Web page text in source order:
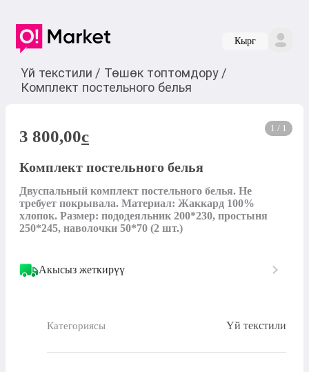
Кырг
Үй текстили / Төшөк топтомдору /
Комплект постельного белья
1 / 1
3 800,00c
Комплект постельного белья
Двуспальный комплект постельного белья. Не
требует покрывала. Материал: Жаккард 100%
хлопок. Размер: пододеяльник 200*230, простыня
250*245, наволочки 50*70 (2 шт.)
Акысыз жеткирүү
Категориясы Үй текстили